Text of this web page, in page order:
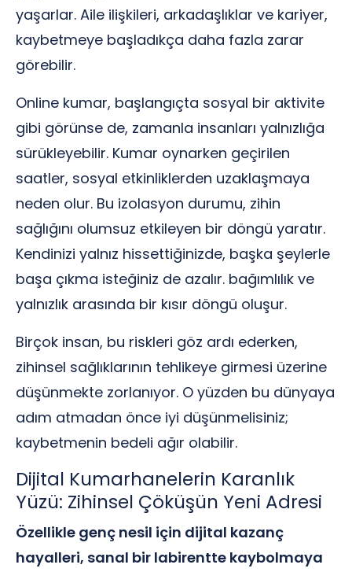
yaşarlar. Aile ilişkileri, arkadaşlıklar ve kariyer,
kaybetmeye başladıkça daha fazla zarar
görebilir.
Online kumar, başlangıçta sosyal bir aktivite
gibi görünse de, zamanla insanları yalnızlığa
sürükleyebilir. Kumar oynarken geçirilen
saatler, sosyal etkinliklerden uzaklaşmaya
neden olur. Bu izolasyon durumu, zihin
sağlığını olumsuz etkileyen bir döngü yaratır.
Kendinizi yalnız hissettiğinizde, başka şeylerle
başa çıkma isteğiniz de azalır. bağımlılık ve
yalnızlık arasında bir kısır döngü oluşur.
Birçok insan, bu riskleri göz ardı ederken,
zihinsel sağlıklarının tehlikeye girmesi üzerine
düşünmekte zorlanıyor. O yüzden bu dünyaya
adım atmadan önce iyi düşünmelisiniz;
kaybetmenin bedeli ağır olabilir.
Dijital Kumarhanelerin Karanlık
Yüzü: Zihinsel Çöküşün Yeni Adresi
Özellikle genç nesil için dijital kazanç
hayalleri, sanal bir labirentte kaybolmaya